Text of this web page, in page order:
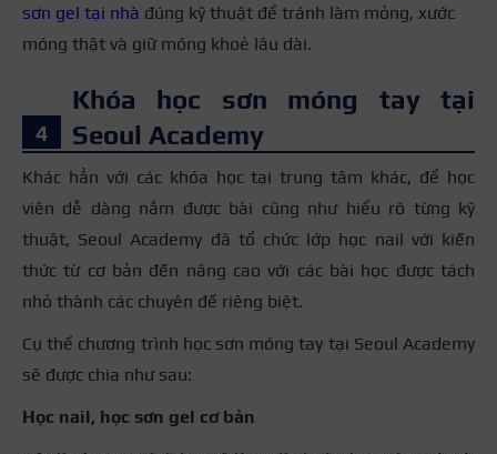
sơn gel tại nhà đúng kỹ thuật để tránh làm mỏng, xước
móng thật và giữ móng khoẻ lâu dài.
Khóa học sơn móng tay tại
Seoul Academy
Khác hẳn với các khóa học tại trung tâm khác, để học
viên dễ dàng nắm được bài cũng như hiểu rõ từng kỹ
thuật, Seoul Academy đã tổ chức lớp học nail với kiến
thức từ cơ bản đến nâng cao với các bài học được tách
nhỏ thành các chuyên đề riêng biệt.
Cụ thể chương trình học sơn móng tay tại Seoul Academy
sẽ được chia như sau:
Học nail, học sơn gel cơ bản